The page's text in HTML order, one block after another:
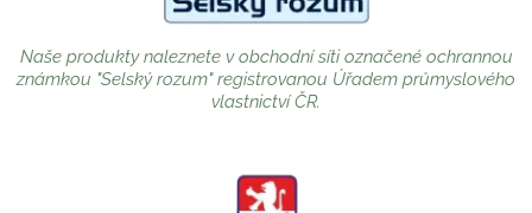
Naše produkty naleznete v obchodní síti označené ochrannou
známkou "Selský rozum" registrovanou Úřadem průmyslového
vlastnictví ČR.